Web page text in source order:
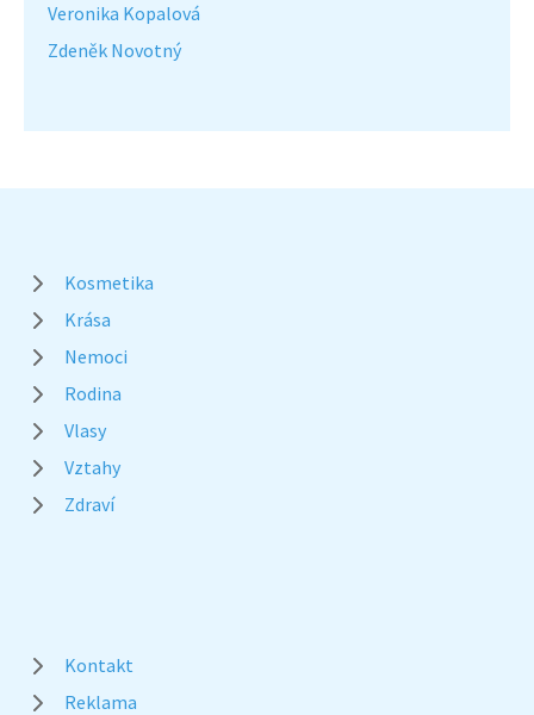
Veronika Kopalová
Zdeněk Novotný
Kosmetika
Krása
Nemoci
Rodina
Vlasy
Vztahy
Zdraví
Kontakt
Reklama